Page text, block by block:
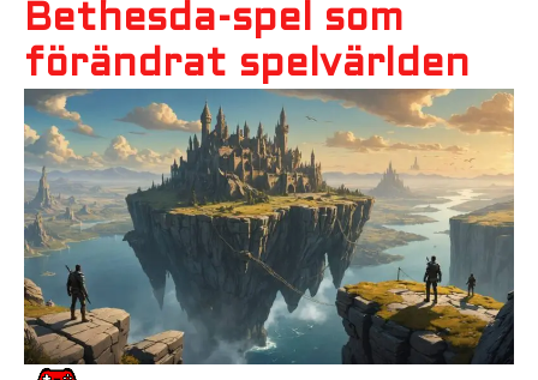
Bethesda-spel som
förändrat spelvärlden